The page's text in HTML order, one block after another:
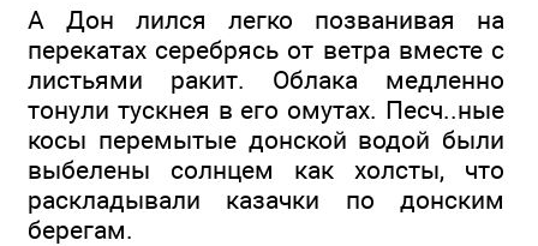
А Дон лился легко позванивая на
перекатах серебрясь от ветра вместе с
листьями ракит. Облака медленно
тонули тускнея в его омутах. Песч..ные
косы перемытые донской водой были
выбелены солнцем как холсты, что
раскладывали казачки по донским
берегам.